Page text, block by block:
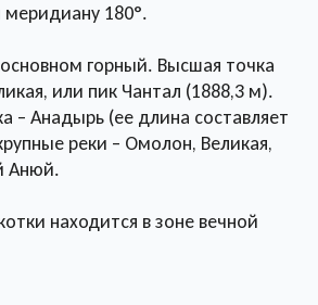
180°.
горный. Высшая точка
или пик Чантал (1888,3 м).
– Анадырь (ее длина составляет
реки – Омолон, Великая,
Анюй.
находится в зоне вечной